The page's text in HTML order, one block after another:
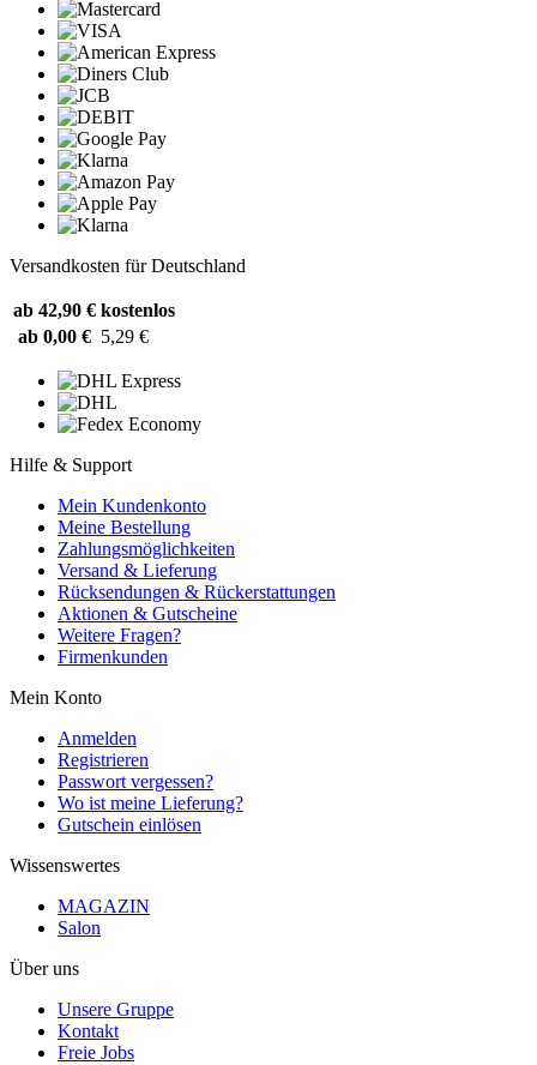
Versandkosten für Deutschland
ab 42,90 € kostenlos
ab 0,00 € 5,29 €
Hilfe & Support
Mein Kundenkonto
Meine Bestellung
Zahlungsmöglichkeiten
Versand & Lieferung
Rücksendungen & Rückerstattungen
Aktionen & Gutscheine
Weitere Fragen?
Firmenkunden
Mein Konto
Anmelden
Registrieren
Passwort vergessen?
Wo ist meine Lieferung?
Gutschein einlösen
Wissenswertes
MAGAZIN
Salon
Über uns
Unsere Gruppe
Kontakt
Freie Jobs